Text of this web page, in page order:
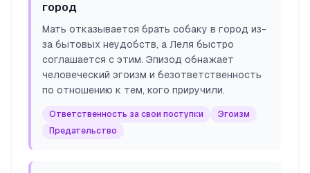
город
Мать отказывается брать собаку в город из-
за бытовых неудобств, а Леля быстро
соглашается с этим. Эпизод обнажает
человеческий эгоизм и безответственность
по отношению к тем, кого приручили.
Ответственность за свои поступки
Эгоизм
Предательство